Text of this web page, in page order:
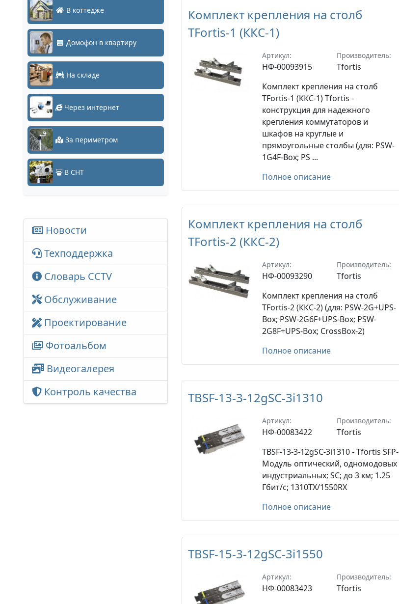
В коттедже
Домофон в квартиру
На складе
Через интернет
За периметром
В СНТ
Новости
Техподдержка
Словарь CCTV
Обслуживание
Проектирование
Фотоальбом
Видеогалерея
Контроль качества
Комплект крепления на столб
TFortis-1 (ККС-1)
Артикул:
НФ-00093915
Производитель:
Tfortis
Комплект крепления на столб
TFortis-1 (ККС-1) Tfortis -
конструкция для надежного
крепления коммутаторов и
шкафов на круглые и
прямоугольные столбы (для: PSW-
1G4F-Box; PS ...
Полное описание
Комплект крепления на столб
TFortis-2 (ККС-2)
Артикул:
НФ-00093290
Производитель:
Tfortis
Комплект крепления на столб
TFortis-2 (ККС-2) (для: PSW-2G+UPS-
Box; PSW-2G6F+UPS-Box; PSW-
2G8F+UPS-Box; CrossBox-2)
Полное описание
TBSF-13-3-12gSC-3i1310
Артикул:
НФ-00083422
Производитель:
Tfortis
TBSF-13-3-12gSC-3i1310 - Tfortis SFP-
Модуль оптический, одномодовых
индустриальных; SC; до 3 км; 1.25
Гбит/с; 1310TX/1550RX
Полное описание
TBSF-15-3-12gSC-3i1550
Артикул:
НФ-00083423
Производитель:
Tfortis